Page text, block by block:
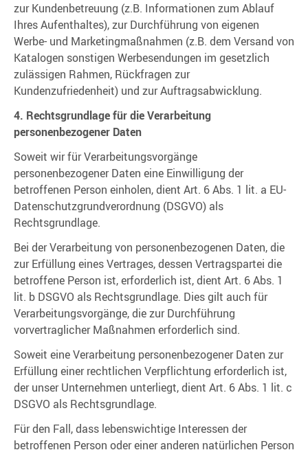
zur Kundenbetreuung (z.B. Informationen zum Ablauf
Ihres Aufenthaltes), zur Durchführung von eigenen
Werbe- und Marketingmaßnahmen (z.B. dem Versand von
Katalogen sonstigen Werbesendungen im gesetzlich
zulässigen Rahmen, Rückfragen zur
Kundenzufriedenheit) und zur Auftragsabwicklung.
4. Rechtsgrundlage für die Verarbeitung
personenbezogener Daten
Soweit wir für Verarbeitungsvorgänge
personenbezogener Daten eine Einwilligung der
betroffenen Person einholen, dient Art. 6 Abs. 1 lit. a EU-
Datenschutzgrundverordnung (DSGVO) als
Rechtsgrundlage.
Bei der Verarbeitung von personenbezogenen Daten, die
zur Erfüllung eines Vertrages, dessen Vertragspartei die
betroffene Person ist, erforderlich ist, dient Art. 6 Abs. 1
lit. b DSGVO als Rechtsgrundlage. Dies gilt auch für
Verarbeitungsvorgänge, die zur Durchführung
vorvertraglicher Maßnahmen erforderlich sind.
Soweit eine Verarbeitung personenbezogener Daten zur
Erfüllung einer rechtlichen Verpflichtung erforderlich ist,
der unser Unternehmen unterliegt, dient Art. 6 Abs. 1 lit. c
DSGVO als Rechtsgrundlage.
Für den Fall, dass lebenswichtige Interessen der
betroffenen Person oder einer anderen natürlichen Person